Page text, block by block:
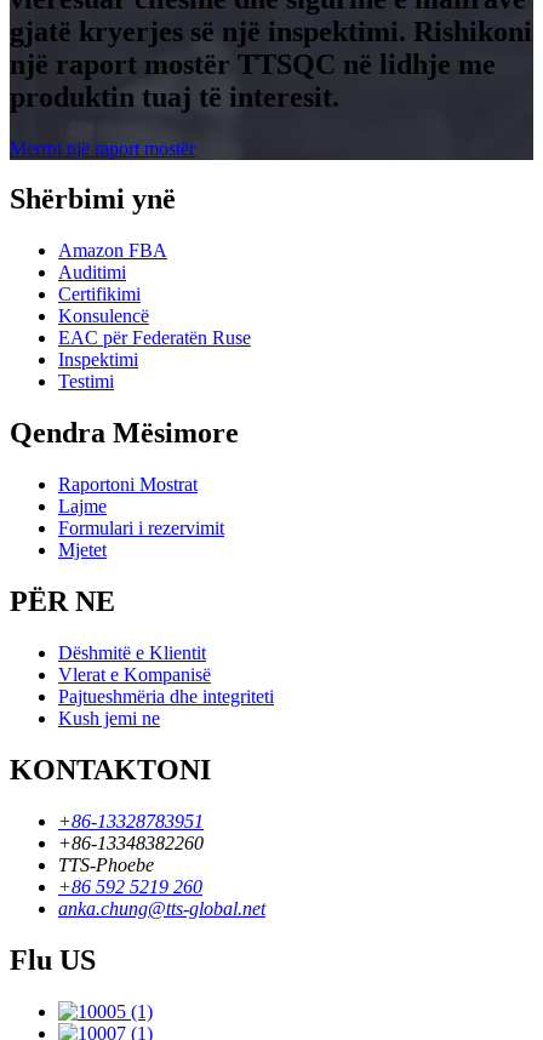
gjatë kryerjes së një inspektimi. Rishikoni
një raport mostër TTSQC në lidhje me
produktin tuaj të interesit.
Merrni një raport mostër
Shërbimi ynë
Amazon FBA
Auditimi
Certifikimi
Konsulencë
EAC për Federatën Ruse
Inspektimi
Testimi
Qendra Mësimore
Raportoni Mostrat
Lajme
Formulari i rezervimit
Mjetet
PËR NE
Dëshmitë e Klientit
Vlerat e Kompanisë
Pajtueshmëria dhe integriteti
Kush jemi ne
KONTAKTONI
+86-13328783951
+86-13348382260
TTS-Phoebe
+86 592 5219 260
anka.chung@tts-global.net
Flu US